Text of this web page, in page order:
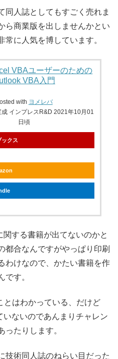
同人誌としてもすごく売れま
ら商業版を出しませんかとい
常に人気を博しています。
VBAユーザーのための
VBA入門
with ヨメレバ
成 インプレスR&D 2021年10月01
日頃
ックス
する書籍が出てないのかと
都合なんですがやっぱり印刷
わけなので、かたい書籍を作
です。
とはわかっている、だけど
ないのであんまりチャレン
ったりします。
技術同人誌のねらい目だった